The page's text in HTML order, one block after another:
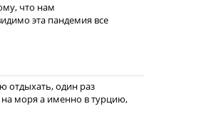
что нам
эта пандемия все
отдыхать, один раз
на моря а именно в турцию,